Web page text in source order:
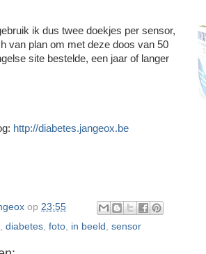
ik dus twee doekjes per sensor,
van plan om met deze doos van 50
site bestelde, een jaar of langer
http://diabetes.jangeox.be
op 23:55
diabetes foto in beeld sensor